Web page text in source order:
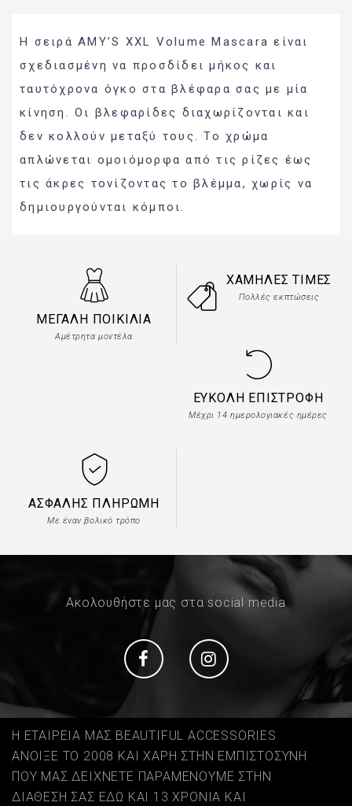
Η σειρά AMY’S XXL Volume Mascara είναι
σχεδιασμένη να προσδίδει μήκος και
ταυτόχρονα όγκο στα βλέφαρα σας με μία
κίνηση. Οι βλεφαρίδες διαχωρίζονται και
δεν κολλούν μεταξύ τους. Το χρώμα
απλώνεται ομοιόμορφα από τις ρίζες έως
τις άκρες τονίζοντας το βλέμμα, χωρίς να
δημιουργούνται κόμποι.
ΜΕΓΆΛΗ ΠΟΙΚΙΛΊΑ
Αμέτρητα μοντέλα
ΧΑΜΗΛΈΣ ΤΙΜΈΣ
Πολλές εκπτώσεις
ΕΎΚΟΛΗ ΕΠΙΣΤΡΟΦΉ
Μέχρι 14 ημερολογιακές ημέρες
ΑΣΦΑΛΉΣ ΠΛΗΡΩΜΉ
Με έναν βολικό τρόπο
Ακολουθήστε μας στα social media
Social Social
Η ΕΤΑΙΡΕΙΑ ΜΑΣ BEAUTIFUL ACCESSORIES
ΑΝΟΙΞΕ ΤΟ 2008 ΚΑΙ ΧΑΡΗ ΣΤΗΝ ΕΜΠΙΣΤΟΣΥΝΗ
ΠΟΥ ΜΑΣ ΔΕΙΧΝΕΤΕ ΠΑΡΑΜΕΝΟΥΜΕ ΣΤΗΝ
ΔΙΑΘΕΣΗ ΣΑΣ ΕΔΩ ΚΑΙ 13 ΧΡΟΝΙΑ ΚΑΙ